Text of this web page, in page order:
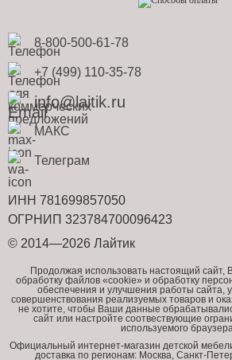
8-800-500-61-78
+7 (499) 110-35-78
info@laitik.ru
МАКС
Телеграм
ИНН 781699857050
ОГРНИП 323784700096423
© 2014—2026 Лайтик
Продолжая использовать настоящий сайт,
обработку файлов «cookie» и обработку
обеспечения и улучшения работы сайта,
совершенствования реализуемых товаров и
не хотите, чтобы Ваши данные
сайт или настройте соотвествующие
используемого
Официальный интернет-магазин детской
доставка по регионам: Москва, Санкт-